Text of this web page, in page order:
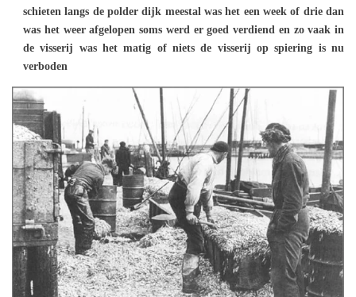
schieten langs de polder dijk meestal was het een week of drie dan
was het weer afgelopen soms werd er goed verdiend en zo vaak in
de visserij was het matig of niets de visserij op spiering is nu
verboden